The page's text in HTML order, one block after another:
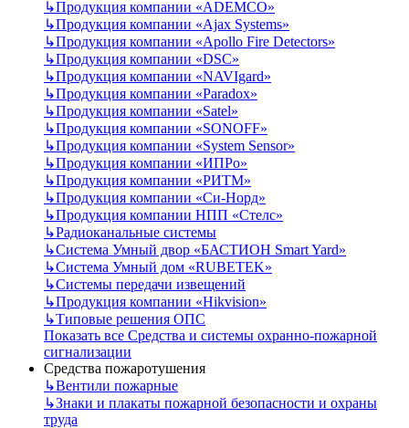
↳Продукция компании «ADEMCO»
↳Продукция компании «Ajax Systems»
↳Продукция компании «Apollo Fire Detectors»
↳Продукция компании «DSC»
↳Продукция компании «NAVIgard»
↳Продукция компании «Paradox»
↳Продукция компании «Satel»
↳Продукция компании «SONOFF»
↳Продукция компании «System Sensor»
↳Продукция компании «ИПРо»
↳Продукция компании «РИТМ»
↳Продукция компании «Си-Норд»
↳Продукция компании НПП «Стелс»
↳Радиоканальные системы
↳Система Умный двор «БАСТИОН Smart Yard»
↳Система Умный дом «RUBETEK»
↳Системы передачи извещений
↳Продукция компании «Hikvision»
↳Типовые решения ОПС
Показать все Средства и системы охранно-пожарной
сигнализации
Средства пожаротушения
↳Вентили пожарные
↳Знаки и плакаты пожарной безопасности и охраны
труда